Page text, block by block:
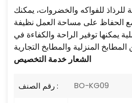
للفواكه والخضروات، يمكنك
الحفاظ على مساحة العمل نظيفة
يمكنها توفير الراحة والكفاءة في
الشعار خدمة التخصيص
رقم الصنف : BO-KG09